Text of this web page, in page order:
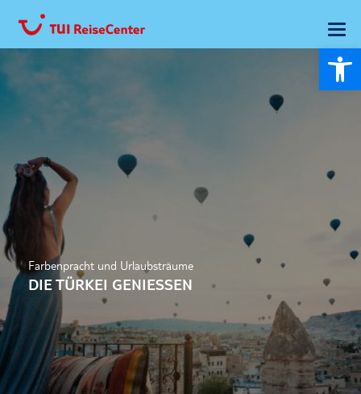
Farbenpracht und Urlaubsträume
DIE TÜRKEI GENIESSEN